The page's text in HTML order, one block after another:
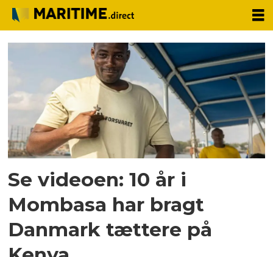
Tag:
mombasa
Se videoen: 10 år i
Mombasa har bragt
Danmark tættere på